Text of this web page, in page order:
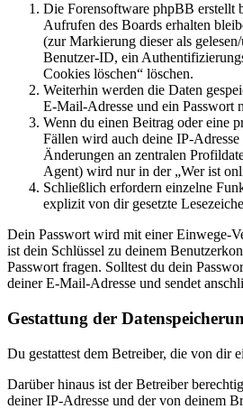
Die Forensoftware phpBB erstellt
Aufrufen des Boards erhalten
(zur Markierung dieser als
Benutzer-ID, ein
Cookies löschen“ löschen.
Weiterhin werden die Daten
E-Mail-Adresse und ein Passwort
Wenn du einen Beitrag oder eine
Fällen wird auch deine IP-
Änderungen an zentralen
Agent) wird nur in der „Wer ist
Schließlich erfordern einzelne
explizit von dir gesetzte
Dein Passwort wird mit einer Einwege-
ist dein Schlüssel zu deinem
Passwort fragen. Solltest du dein
deiner E-Mail-Adresse und sendet
Gestattung der
Du gestattest dem Betreiber, die von dir
Darüber hinaus ist der Betreiber
deiner IP-Adresse und der von deinem